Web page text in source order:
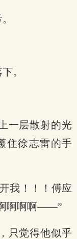
。
一层散射的光
住徐志雷的手
我！！！傅应
啊啊啊——”
只觉得他似乎